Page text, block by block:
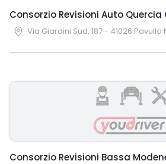
Consorzio Revisioni Auto Quercia
Via Giardini Sud, 187 - 41026
Consorzio Revisioni Bassa